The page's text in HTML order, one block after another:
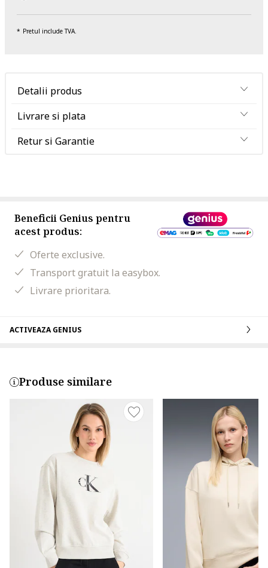
Pretul include TVA.
Detalii produs
Livrare si plata
Retur si Garantie
Beneficii Genius pentru
acest produs:
Oferte exclusive.
Transport gratuit la easybox.
Livrare prioritara.
ACTIVEAZA GENIUS
Produse similare